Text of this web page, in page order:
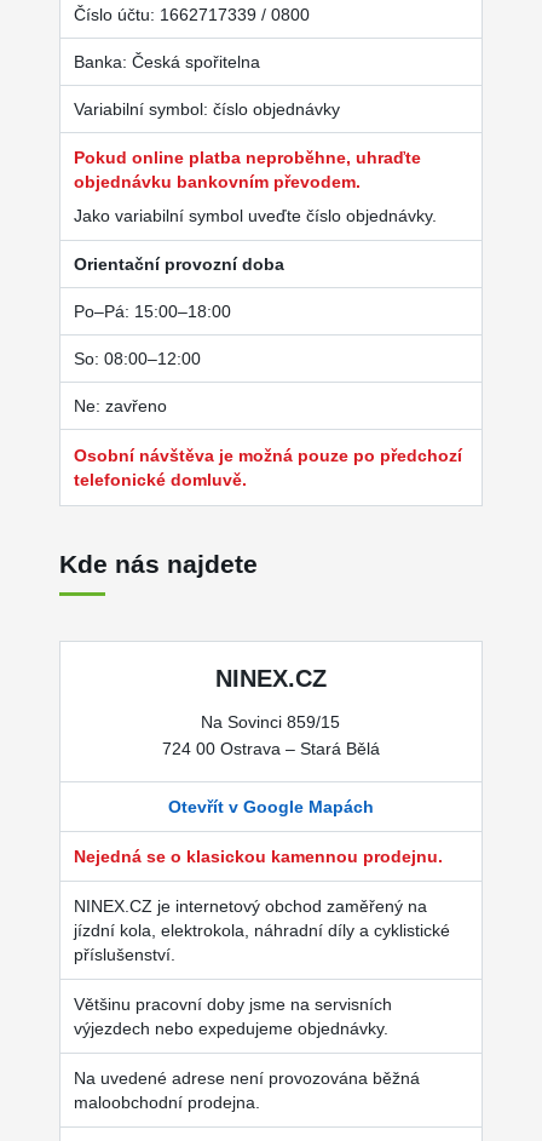
Číslo účtu: 1662717339 / 0800
Banka: Česká spořitelna
Variabilní symbol: číslo objednávky
Pokud online platba neproběhne, uhraďte
objednávku bankovním převodem.
Jako variabilní symbol uveďte číslo objednávky.
Orientační provozní doba
Po–Pá: 15:00–18:00
So: 08:00–12:00
Ne: zavřeno
Osobní návštěva je možná pouze po předchozí
telefonické domluvě.
Kde nás najdete
NINEX.CZ
Na Sovinci 859/15
724 00 Ostrava – Stará Bělá
Otevřít v Google Mapách
Nejedná se o klasickou kamennou prodejnu.
NINEX.CZ je internetový obchod zaměřený na
jízdní kola, elektrokola, náhradní díly a cyklistické
příslušenství.
Většinu pracovní doby jsme na servisních
výjezdech nebo expedujeme objednávky.
Na uvedené adrese není provozována běžná
maloobchodní prodejna.